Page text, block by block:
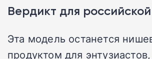
Вердикт для
Эта модель останется
продуктом для